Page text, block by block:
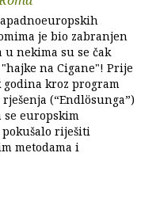
je bio zabranjen
u nekima su se čak
na Cigane"! Prije
godina kroz program
(“Endlösunga”)
se europskim
pokušalo riješiti
metodama i